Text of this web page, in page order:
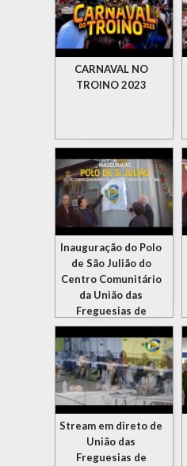
CARNAVAL NO
TROINO 2023
Inauguração do Polo
de São Julião do
Centro Comunitário
da União das
Freguesias de
Setúbal
Stream em direto de
União das
Freguesias de